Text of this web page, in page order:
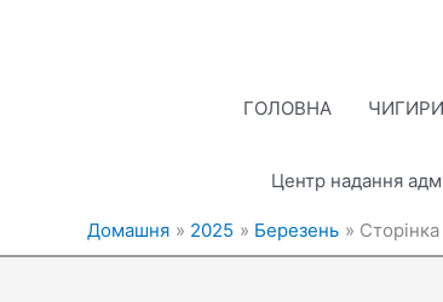
ГОЛОВНА
Центр надання
Домашня 2025 Березень